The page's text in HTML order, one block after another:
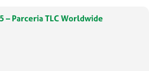
– Parceria TLC Worldwide